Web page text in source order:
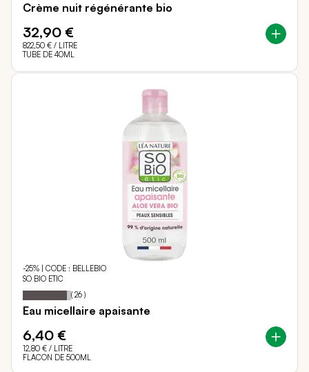
Crème nuit régénérante bio
32,90 €
822,50 € / LITRE
TUBE DE 40ML
-25% | CODE : BELLEBIO
SO BIO ETIC
Notation: 92
% of
( 26 )
Eau micellaire apaisante
6,40 €
12,80 € / LITRE
FLACON DE 500ML